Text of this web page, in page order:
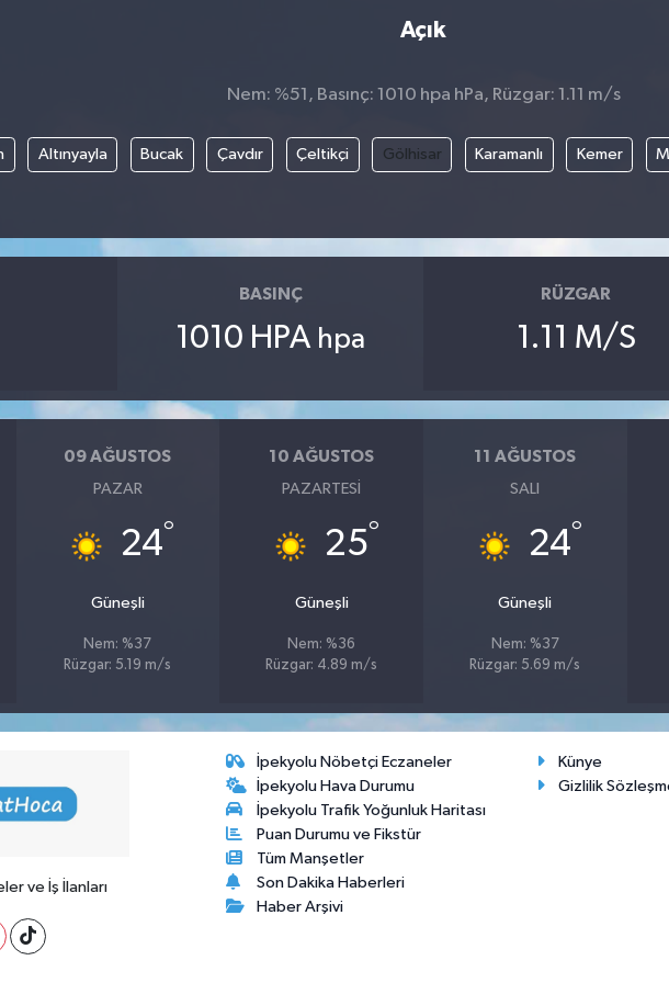
Açık
Nem: %51, Basınç: 1010 hpa hPa, Rüzgar: 1.11 m/s
Altınyayla Bucak Çavdır Çeltikçi Gölhisar Karamanlı Kemer
BASINÇ
1010 HPA hpa
RÜZGAR
1.11 M/S
09 AĞUSTOS
PAZAR
24°
Güneşli
Nem: %37
Rüzgar: 5.19 m/s
10 AĞUSTOS
PAZARTESI
25°
Güneşli
Nem: %36
Rüzgar: 4.89 m/s
11 AĞUSTOS
SALI
24°
Güneşli
Nem: %37
Rüzgar: 5.69 m/s
ve İş İlanları
İpekyolu Nöbetçi Eczaneler
İpekyolu Hava Durumu
İpekyolu Trafik Yoğunluk Haritası
Puan Durumu ve Fikstür
Tüm Manşetler
Son Dakika Haberleri
Haber Arşivi
Künye
Gizlilik